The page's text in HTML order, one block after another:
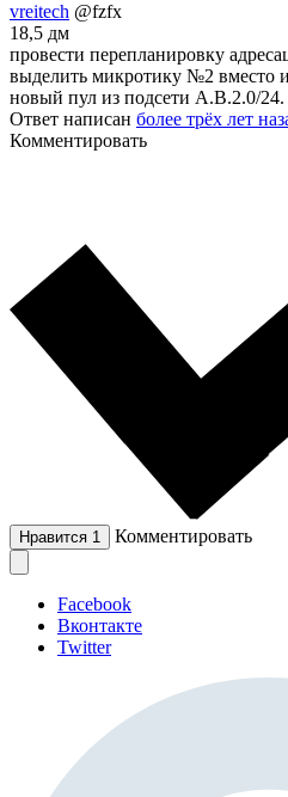
vreitech @fzfx
18,5 дм
провести перепланировку
выделить микротику №2 вместо
новый пул из подсети A.B.2.0/24.
Ответ написан более трёх лет
Комментировать
Нравится 1 Комментировать
Facebook
Вконтакте
Twitter